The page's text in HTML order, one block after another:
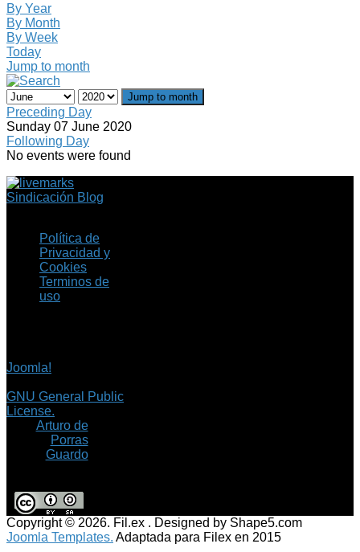
By Year
By Month
By Week
Today
Jump to month
Jump to month
Preceding Day
Sunday 07 June 2020
Following Day
No events were found
Sindicación Blog
Política de
Privacidad y
Cookies
Terminos de
uso
Joomla!
GNU General Public
License.
Arturo de
Porras
Guardo
Copyright © 2026. Fil.ex . Designed by Shape5.com
Joomla Templates. Adaptada para Filex en 2015